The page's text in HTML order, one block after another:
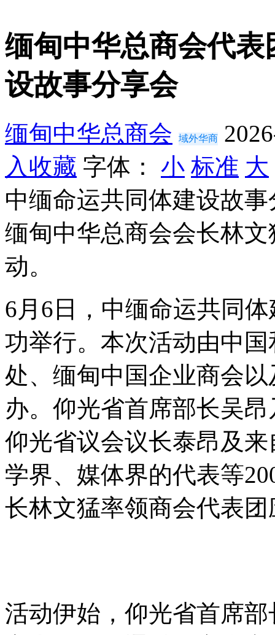
缅甸中华总商会代
设故事分享会
缅甸中华总商会 域外华商
入收藏 字体： 小 标准 大
中缅命运共同体建设故
缅甸中华总商会会长林
动。
6月6日，中缅命运共同
功举行。本次活动由中
处、缅甸中国企业商会
办。仰光省首席部长吴
仰光省议会议长泰昂及
学界、媒体界的代表等
长林文猛率领商会代表
活动伊始，仰光省首席